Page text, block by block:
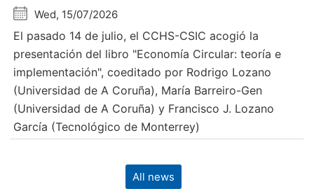
Wed, 15/07/2026
El pasado 14 de julio, el CCHS-CSIC acogió la
presentación del libro "Economía Circular: teoría e
implementación", coeditado por Rodrigo Lozano
(Universidad de A Coruña), María Barreiro-Gen
(Universidad de A Coruña) y Francisco J. Lozano
García (Tecnológico de Monterrey)
All news